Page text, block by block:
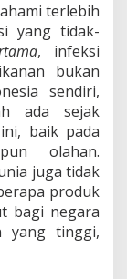
terlebih
yang tidak-
, infeksi
bukan
sendiri,
ada sejak
baik pada
olahan.
juga tidak
produk
bagi negara
yang tinggi,